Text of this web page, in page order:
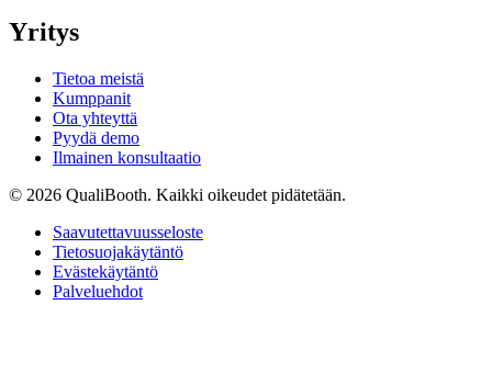
Yritys
Tietoa meistä
Kumppanit
Ota yhteyttä
Pyydä demo
Ilmainen konsultaatio
© 2026 QualiBooth. Kaikki oikeudet pidätetään.
Saavutettavuusseloste
Tietosuojakäytäntö
Evästekäytäntö
Palveluehdot